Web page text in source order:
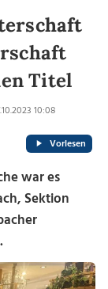
Titel
10:08
Vorlesen
war es
Sektion